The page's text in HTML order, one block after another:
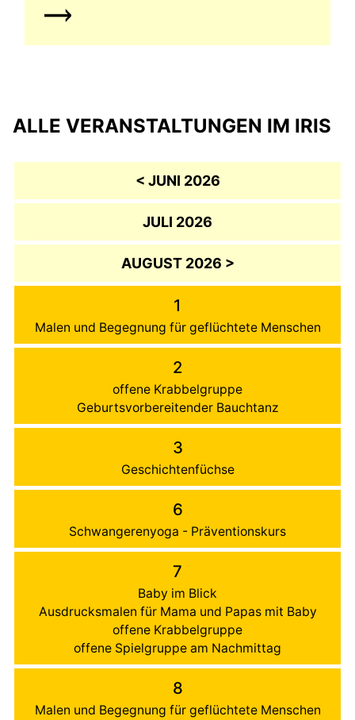
ALLE VERANSTALTUNGEN IM IRIS
< JUNI 2026
JULI 2026
AUGUST 2026 >
1
Malen und Begegnung für geflüchtete Menschen
2
offene Krabbelgruppe
Geburtsvorbereitender Bauchtanz
3
Geschichtenfüchse
6
Schwangerenyoga - Präventionskurs
7
Baby im Blick
Ausdrucksmalen für Mama und Papas mit Baby
offene Krabbelgruppe
offene Spielgruppe am Nachmittag
8
Malen und Begegnung für geflüchtete Menschen